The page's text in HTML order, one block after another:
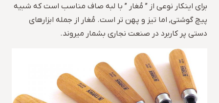
برای اینکار نوعی از ” مُغار ” با لبه صاف مناسب است که شبیه
پیچ گوشتی, اما تیز و پهن تر است. مُغار از جمله ابزارهای
دستی پر کاربرد در صنعت نجاری بشمار میروند.